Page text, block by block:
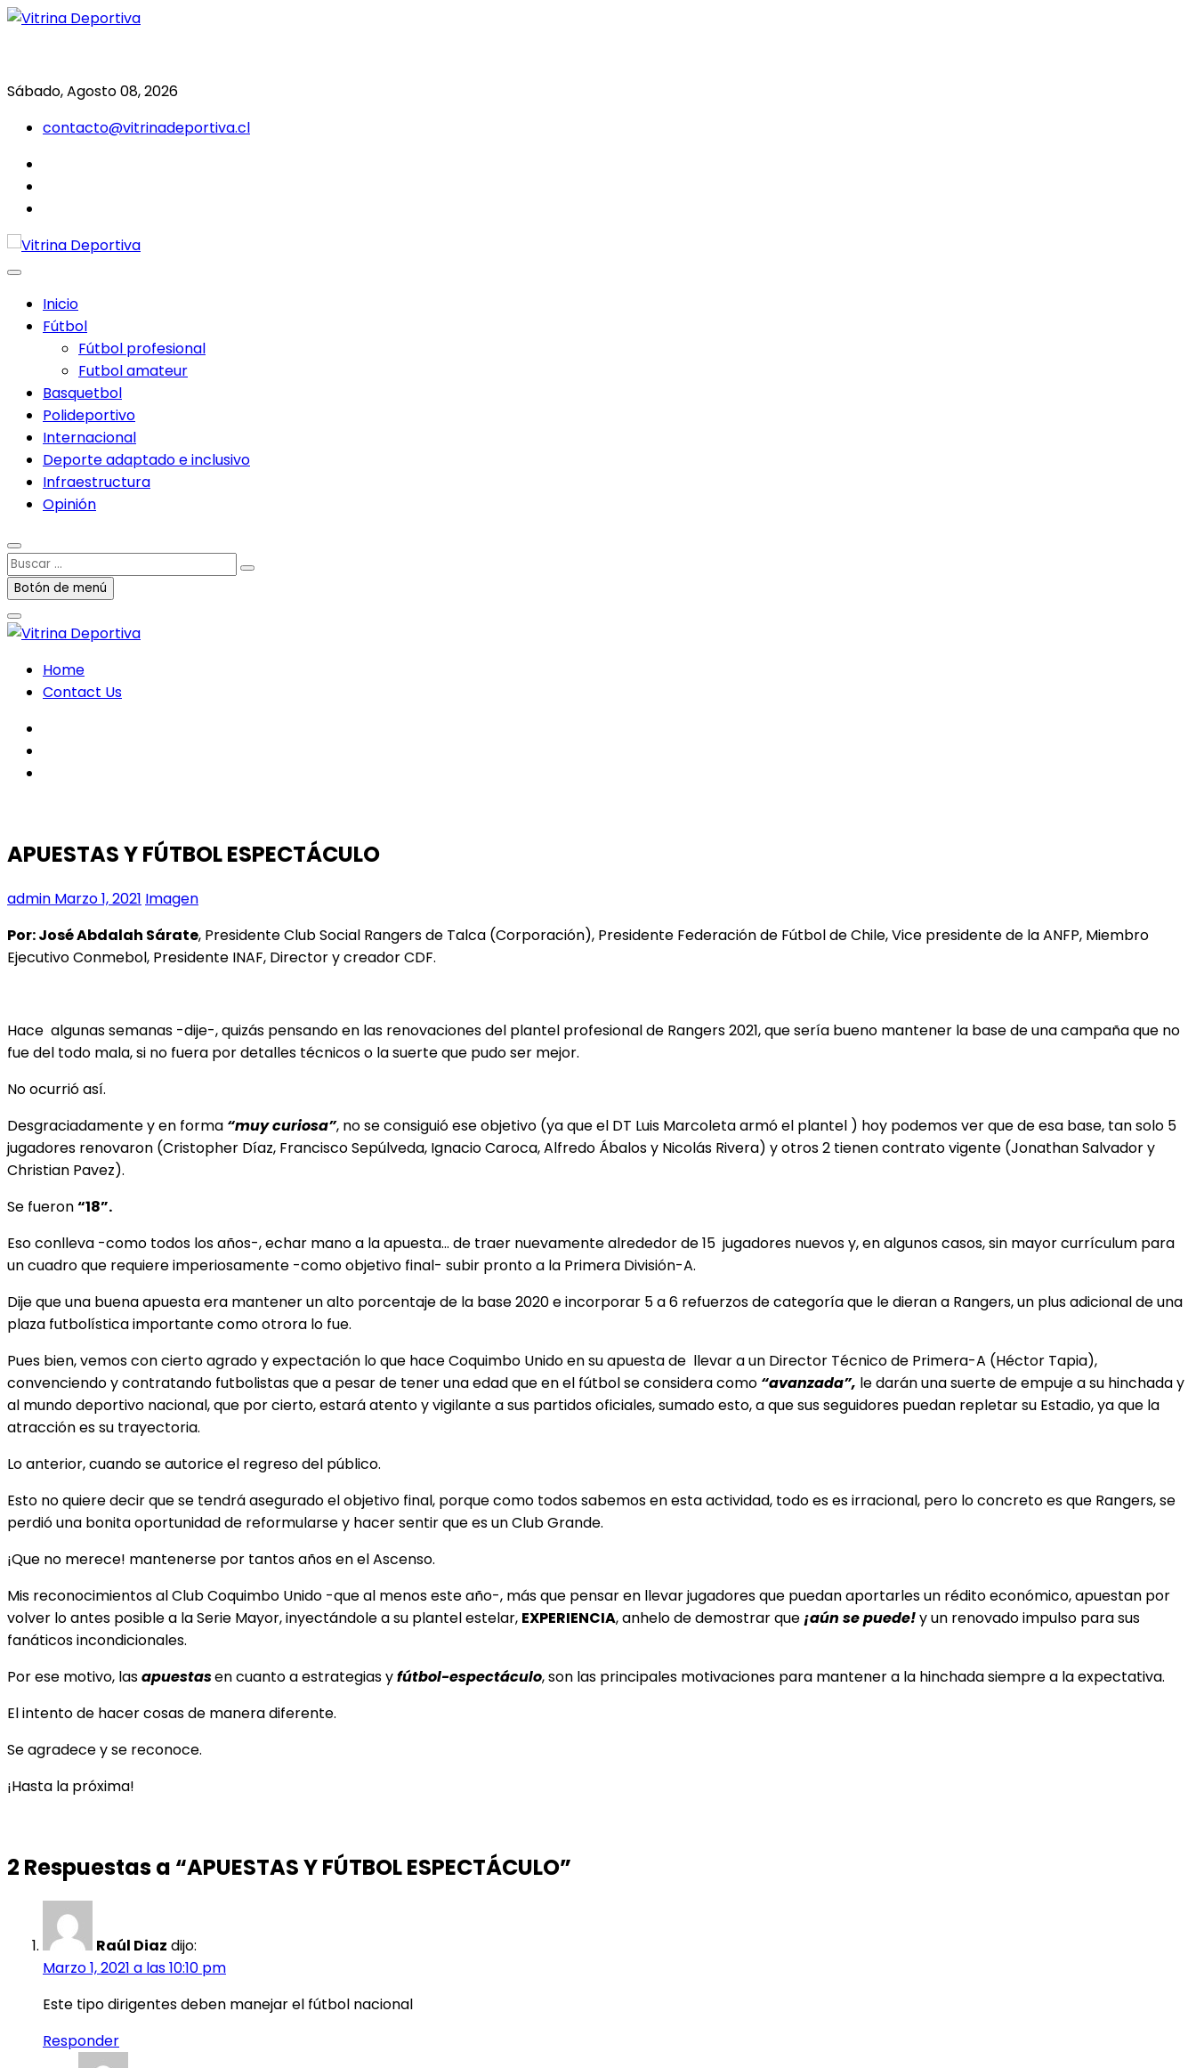
Saltar
Sábado, Agosto 08, 2026
contacto@vitrinadeportiva.cl
Inicio
Fútbol
Fútbol profesional
Futbol amateur
Basquetbol
Polideportivo
Internacional
Deporte adaptado e inclusivo
Infraestructura
Opinión
Buscar
…Botón de menú
Home
Contact Us
APUESTAS Y FÚTBOL ESPECTÁCULO
admin Marzo 1, 2021 Imagen
Por: José Abdalah Sárate, Presidente Club Social Rangers de Talca (Corporación), Presidente Federación de Fútbol de Chile, Vice presidente de la ANFP, Miembro
Ejecutivo Conmebol, Presidente INAF, Director y creador CDF.
Hace algunas semanas -dije-, quizás pensando en las renovaciones del plantel profesional de Rangers 2021, que sería bueno mantener la base de una campaña que no
fue del todo mala, si no fuera por detalles técnicos o la suerte que pudo ser mejor.
No ocurrió así.
Desgraciadamente y en forma “muy curiosa”, no se consiguió ese objetivo (ya que el DT Luis Marcoleta armó el plantel ) hoy podemos ver que de esa base, tan solo 5
jugadores renovaron (Cristopher Díaz, Francisco Sepúlveda, Ignacio Caroca, Alfredo Ábalos y Nicolás Rivera) y otros 2 tienen contrato vigente (Jonathan Salvador y
Christian Pavez).
Se fueron“18”.
Eso conlleva -como todos los años-, echar mano a la apuesta… de traer nuevamente alrededor de 15 jugadores nuevos y, en algunos casos, sin mayor currículum para
un cuadro que requiere imperiosamente -como objetivo final- subir pronto a la Primera División-A.
Dije que una buena apuesta era mantener un alto porcentaje de la base 2020 e incorporar 5 a 6 refuerzos de categoría que le dieran a Rangers, un plus adicional de una
plaza futbolística importante como otrora lo fue.
Pues bien, vemos con cierto agrado y expectación lo que hace Coquimbo Unido en su apuesta de llevar a un Director Técnico de Primera-A (Héctor Tapia),
convenciendo y contratando futbolistas que a pesar de tener una edad que en el fútbol se considera como “avanzada”, le darán una suerte de empuje a su hinchada y
al mundo deportivo nacional, que por cierto, estará atento y vigilante a sus partidos oficiales, sumado esto, a que sus seguidores puedan repletar su Estadio, ya que la
atracción es su trayectoria.
Lo anterior, cuando se autorice el regreso del público.
Esto no quiere decir que se tendrá asegurado el objetivo final, porque como todos sabemos en esta actividad, todo es es irracional, pero lo concreto es que Rangers, se
perdió una bonita oportunidad de reformularse y hacer sentir que es un Club Grande.
¡Que no merece! mantenerse por tantos años en el Ascenso.
Mis reconocimientos al Club Coquimbo Unido -que al menos este año-, más que pensar en llevar jugadores que puedan aportarles un rédito económico, apuestan por
volver lo antes posible a la Serie Mayor, inyectándole a su plantel estelar, EXPERIENCIA, anhelo de demostrar que ¡aún se puede!y un renovado impulso para sus
fanáticos incondicionales.
Por ese motivo, lasapuestasen cuanto a estrategias yfútbol-espectáculo, son las principales motivaciones para mantener a la hinchada siempre a la expectativa.
El intento de hacer cosas de manera diferente.
Se agradece y se reconoce.
¡Hasta la próxima!
2 Respuestas a “APUESTAS Y FÚTBOL ESPECTÁCULO”
Raúl Diaz dijo:
Marzo 1, 2021 a las 10:10 pm
Este tipo dirigentes deben manejar el fútbol nacional
Responder